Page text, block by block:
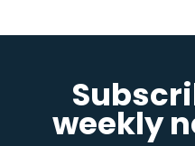
weekly